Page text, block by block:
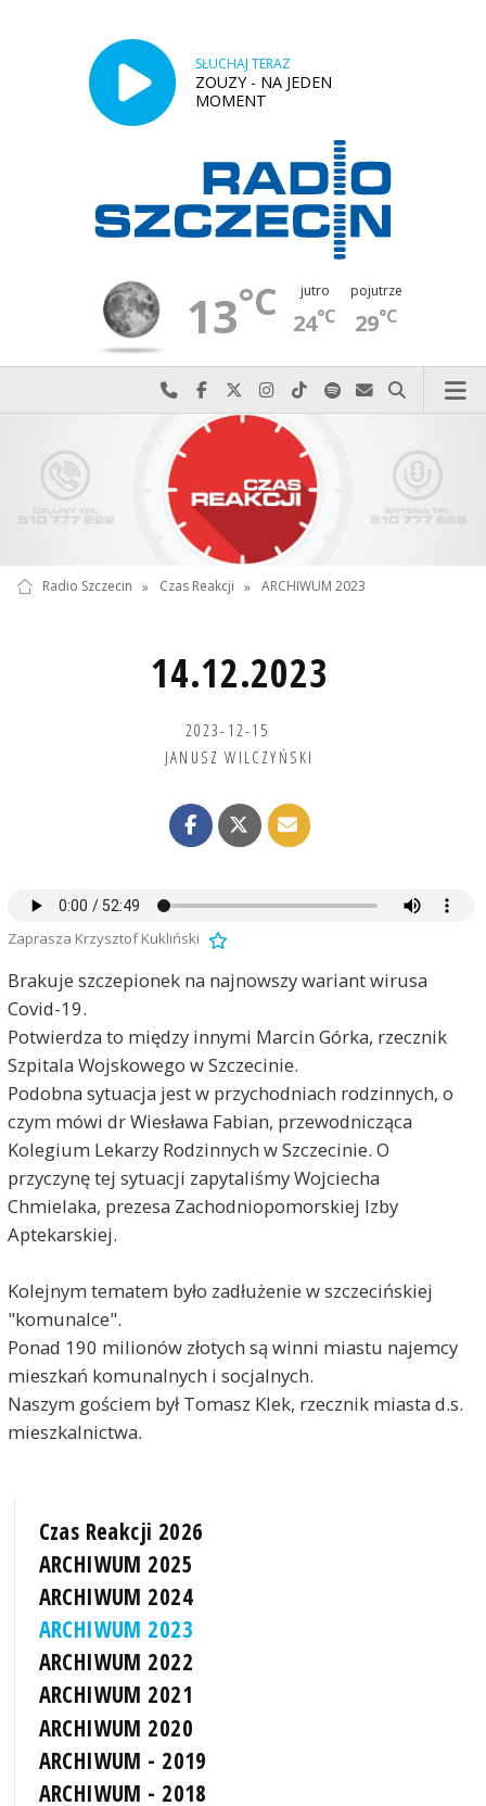
SŁUCHAJ TERAZ
ZOUZY - NA JEDEN
MOMENT
13°C jutro
24°C
pojutrze
29°C
Najlepiej po prostu do nas zadzwoń
Odwiedź nas na Facebook-u
Odwiedź nas na X
Odwiedź nas na Instagram-ie
Odwiedź nas na TikTok-u
Szukaj nas na Spotify
Wyślij do nas
Szukaj
Radio Szczecin » Czas Reakcji » ARCHIWUM 2023
14.12.2023
2023-12-15
JANUSZ WILCZYŃSKI
Zaprasza Krzysztof Kukliński
Brakuje szczepionek na najnowszy wariant wirusa
Covid-19.
Potwierdza to między innymi Marcin Górka, rzecznik
Szpitala Wojskowego w Szczecinie.
Podobna sytuacja jest w przychodniach rodzinnych, o
czym mówi dr Wiesława Fabian, przewodnicząca
Kolegium Lekarzy Rodzinnych w Szczecinie. O
przyczynę tej sytuacji zapytaliśmy Wojciecha
Chmielaka, prezesa Zachodniopomorskiej Izby
Aptekarskiej.
Kolejnym tematem było zadłużenie w szczecińskiej
"komunalce".
Ponad 190 milionów złotych są winni miastu najemcy
mieszkań komunalnych i socjalnych.
Naszym gościem był Tomasz Klek, rzecznik miasta d.s.
mieszkalnictwa.
Czas Reakcji 2026
ARCHIWUM 2025
ARCHIWUM 2024
ARCHIWUM 2023
ARCHIWUM 2022
ARCHIWUM 2021
ARCHIWUM 2020
ARCHIWUM - 2019
ARCHIWUM - 2018